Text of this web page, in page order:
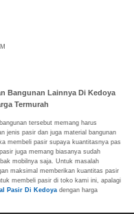
Bangunan Lainnya Di Kedoya
Termurah
tersebut memang harus
jenis pasir dan juga material bangunan
membeli pasir supaya kuantitasnya pas
juga memang biasanya sudah
mobilnya saja. Untuk masalah
maksimal memberikan kuantitas pasir
membeli pasir di toko kami ini, apalagi
Pasir Di Kedoya dengan harga